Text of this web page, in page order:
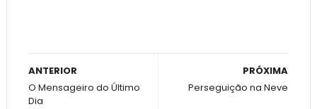
PRÓXIMA
Perseguição na Neve
ANTERIOR
O Mensageiro do Último
Dia